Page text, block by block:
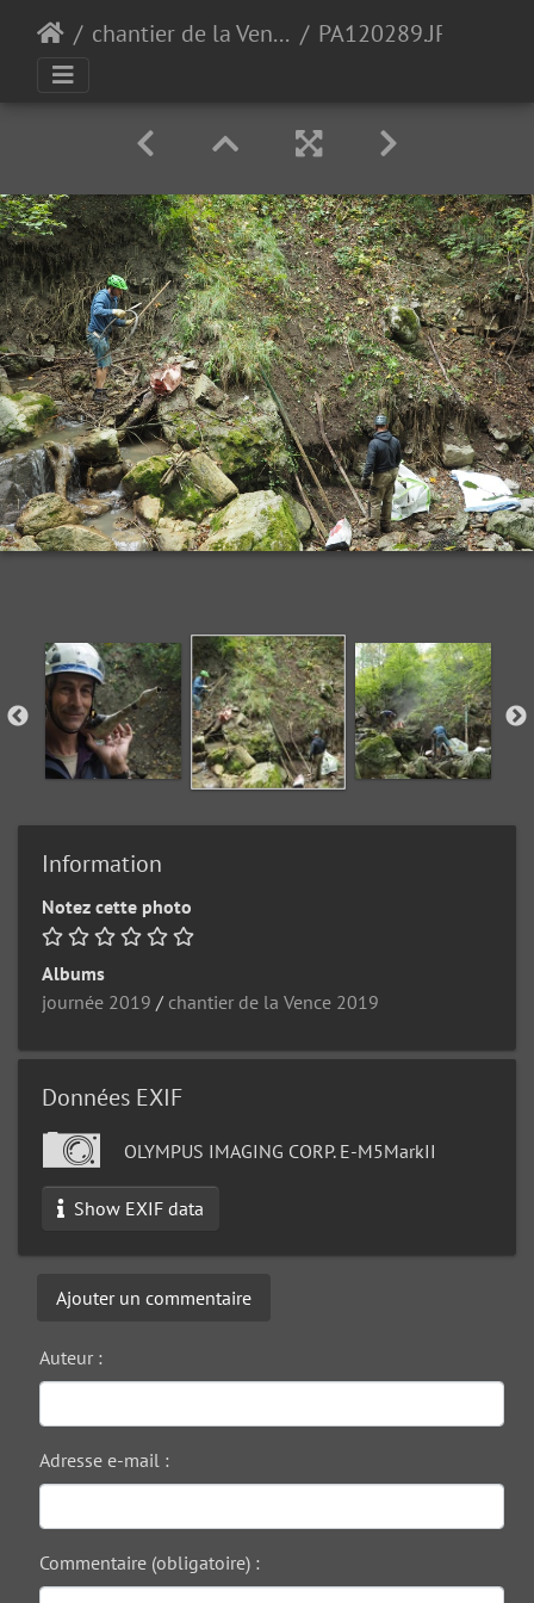
chantier de la Vence 2019 PA120289.JPG
Information
Notez cette photo
Albums
journée 2019 / chantier de la Vence 2019
Données EXIF
OLYMPUS IMAGING CORP. E-M5MarkII
Show EXIF data
Ajouter un commentaire
Auteur :
Adresse e-mail :
Commentaire (obligatoire) :